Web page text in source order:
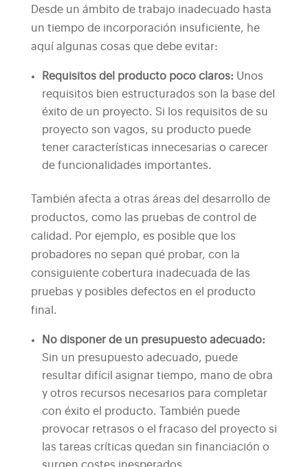
Desde un ámbito de trabajo inadecuado hasta
un tiempo de incorporación insuficiente, he
aquí algunas cosas que debe evitar:
Requisitos del producto poco claros: Unos
requisitos bien estructurados son la base del
éxito de un proyecto. Si los requisitos de su
proyecto son vagos, su producto puede
tener características innecesarias o carecer
de funcionalidades importantes.
También afecta a otras áreas del desarrollo de
productos, como las pruebas de control de
calidad. Por ejemplo, es posible que los
probadores no sepan qué probar, con la
consiguiente cobertura inadecuada de las
pruebas y posibles defectos en el producto
final.
No disponer de un presupuesto adecuado:
Sin un presupuesto adecuado, puede
resultar difícil asignar tiempo, mano de obra
y otros recursos necesarios para completar
con éxito el producto. También puede
provocar retrasos o el fracaso del proyecto si
las tareas críticas quedan sin financiación o
surgen costes inesperados.